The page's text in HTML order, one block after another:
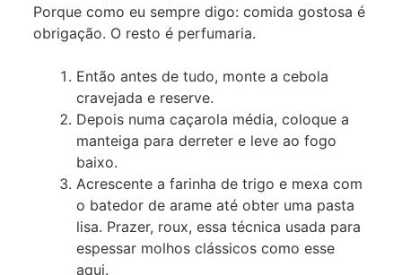
Porque como eu sempre digo: comida gostosa é
obrigação. O resto é perfumaria.
Então antes de tudo, monte a cebola
cravejada e reserve.
Depois numa caçarola média, coloque a
manteiga para derreter e leve ao fogo
baixo.
Acrescente a farinha de trigo e mexa com
o batedor de arame até obter uma pasta
lisa. Prazer, roux, essa técnica usada para
espessar molhos clássicos como esse
aqui.